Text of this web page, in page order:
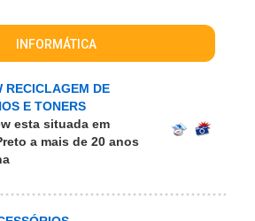
INFORMÁTICA
RECICLAGEM DE
E TONERS
esta situada em
a mais de 20 anos